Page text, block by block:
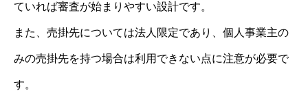
ていれば審査が始まりやすい設計です。
また、売掛先については法人限定であり、個人事業主の
みの売掛先を持つ場合は利用できない点に注意が必要で
す。